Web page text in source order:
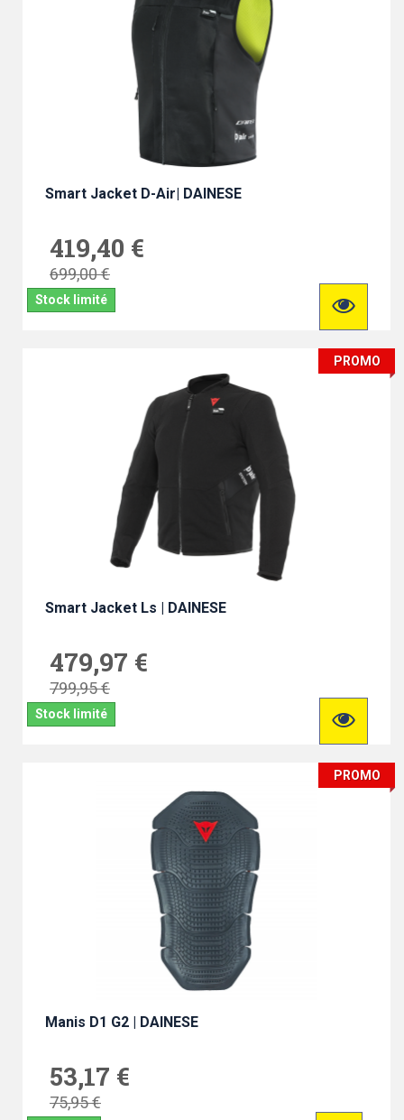
Smart Jacket D-Air| DAINESE
419,40 €
699,00 €
Stock limité
PROMO
Smart Jacket Ls | DAINESE
479,97 €
799,95 €
Stock limité
PROMO
Manis D1 G2 | DAINESE
53,17 €
75,95 €